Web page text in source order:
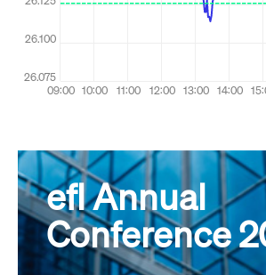
efl Annual
Conference